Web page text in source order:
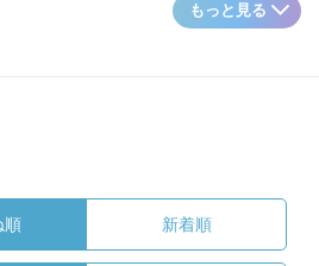
もっと見る
順 新着順